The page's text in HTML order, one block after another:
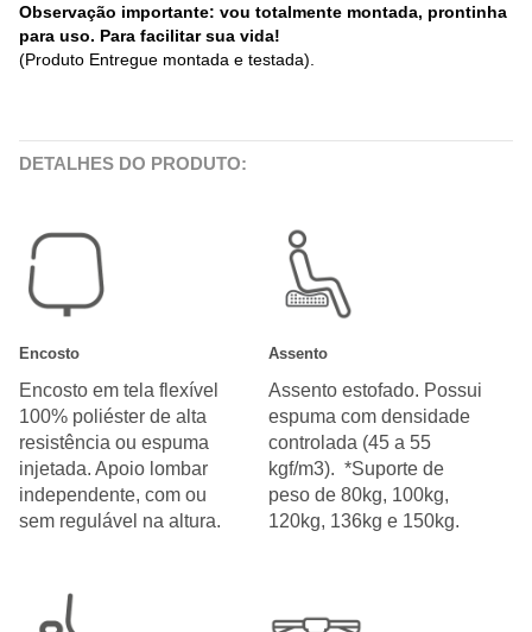
Observação importante: vou totalmente montada, prontinha
para uso. Para facilitar sua vida!
(Produto Entregue montada e testada).
DETALHES DO PRODUTO:
Encosto
Encosto em tela flexível
100% poliéster de alta
resistência ou espuma
injetada. Apoio lombar
independente, com ou
sem regulável na altura.
Assento
Assento estofado. Possui
espuma com densidade
controlada (45 a 55
kgf/m3). *Suporte de
peso de 80kg, 100kg,
120kg, 136kg e 150kg.